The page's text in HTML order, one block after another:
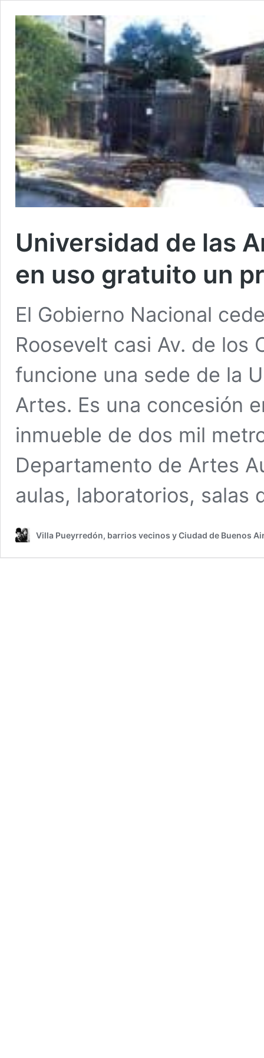
Universidad de las
en uso gratuito un
El Gobierno Nacional
Roosevelt casi Av. de los
funcione una sede de la
Artes. Es una concesión
inmueble de dos mil
Departamento de Artes
aulas, laboratorios,
Villa Pueyrredón, barrios vecinos y Ciudad de Buenos